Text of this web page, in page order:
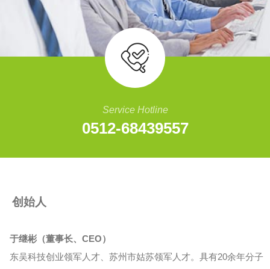
Service Hotline
0512-68439557
创始人
于继彬（董事长、CEO）
东吴科技创业领军人才、苏州市姑苏领军人才。具有20余年分子